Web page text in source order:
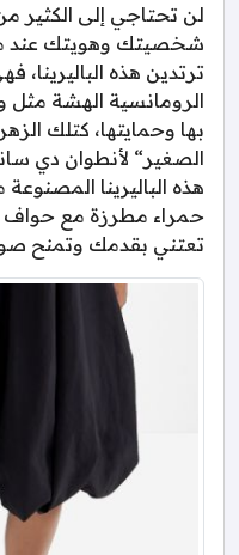
لن تحتاجي إلى الكثير
شخصيتك وهويتك عند
ترتدين هذه
الرومانسية الهشة مثل
بها وحمايتها، كتلك
الصغير“ لأنطوان دي
هذه الباليرينا
حمراء مطرزة مع حواف
تعتني بقدمك وتمنح